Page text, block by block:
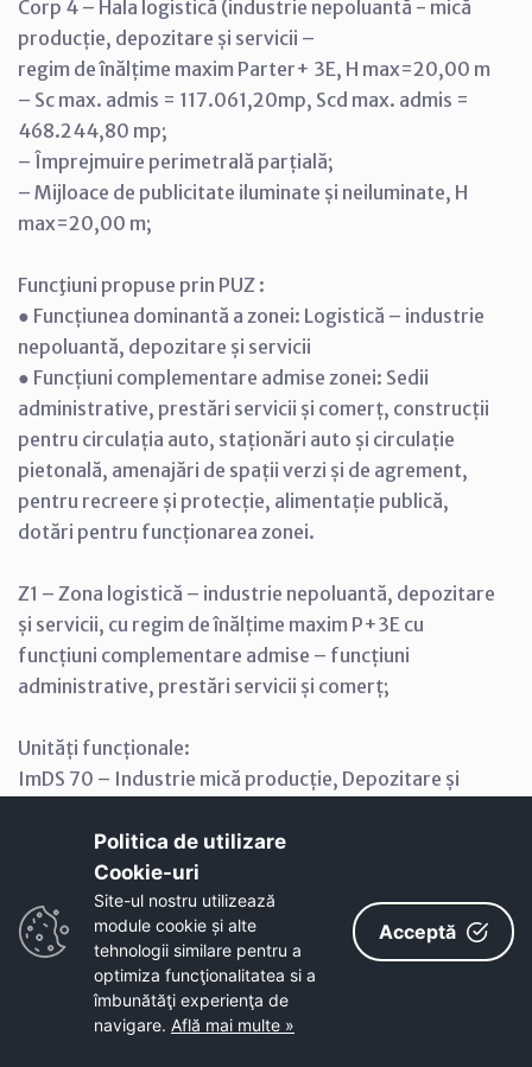
Corp 4 – Hala logistică (industrie nepoluantă - mică
producție, depozitare și servicii –
regim de înălțime maxim Parter+ 3E, H max=20,00 m
– Sc max. admis = 117.061,20mp, Scd max. admis =
468.244,80 mp;
– Împrejmuire perimetrală parțială;
– Mijloace de publicitate iluminate și neiluminate, H
max=20,00 m;
Funcţiuni propuse prin PUZ :
● Funcțiunea dominantă a zonei: Logistică – industrie
nepoluantă, depozitare și servicii
● Funcțiuni complementare admise zonei: Sedii
administrative, prestări servicii și comerț, construcții
pentru circulația auto, staționări auto și circulație
pietonală, amenajări de spații verzi și de agrement,
pentru recreere și protecție, alimentație publică,
dotări pentru funcționarea zonei.
Z1 – Zona logistică – industrie nepoluantă, depozitare
și servicii, cu regim de înălțime maxim P+3E cu
funcțiuni complementare admise – funcțiuni
administrative, prestări servicii și comerț;
Unități funcționale:
ImDS 70 – Industrie mică producție, Depozitare și
SP – Spații verzi și plantate;
C – Căi de comunicație;
P – Parcaje.
Indicatori maximi propuşi:
POT maxim de 60%, CUT maxim de 2,40
Regimul de înalţime maxim propus:
Politica de utilizare
Cookie-uri‎
Site-ul nostru utilizează
module cookie și alte
tehnologii similare pentru a
optimiza funcţionalitatea si a
îmbunătăţi experienţa de
navigare. Află mai multe »
Acceptă